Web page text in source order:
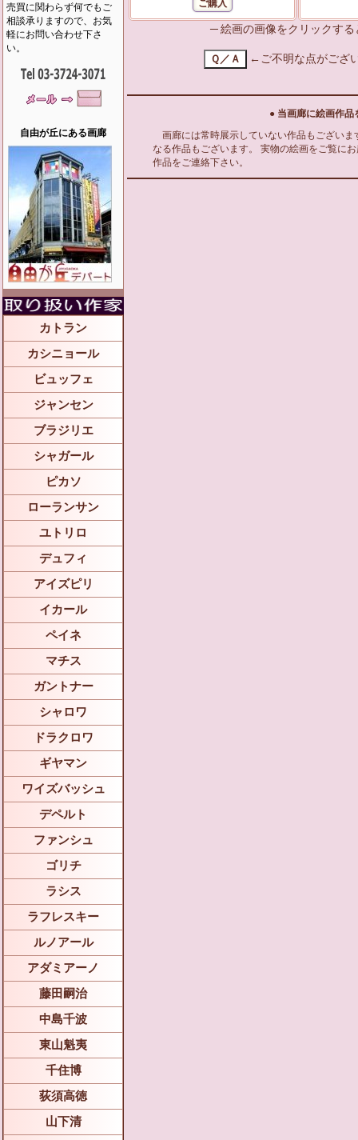
売買に関わらず何でもご
相談承りますので、お気
軽にお問い合わせ下さ
い。
自由が丘にある画廊
カトラン
カシニョール
ビュッフェ
ジャンセン
ブラジリエ
シャガール
ピカソ
ローランサン
ユトリロ
デュフィ
アイズピリ
イカール
ペイネ
マチス
ガントナー
シャロワ
ドラクロワ
ギヤマン
ワイズバッシュ
デペルト
ファンシュ
ゴリチ
ラシス
ラフレスキー
ルノアール
アダミアーノ
藤田嗣治
中島千波
東山魁夷
千住博
荻須高徳
山下清
─ 絵画の画像をクリックす
←ご不明な点がござ
● 当画廊に絵画作
画廊には常時展示していない作品もございま
なる作品もございます。 実物の絵画をご覧に
作品をご連絡下さい。